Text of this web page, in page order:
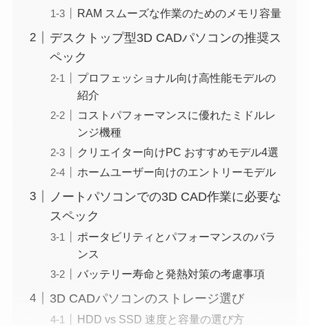
RAM スムーズな作業のためのメモリ容量
デスクトップ型3D CADパソコンの推奨ス
ペック
プロフェッショナル向け高性能モデルの
紹介
コストパフォーマンスに優れたミドルレ
ンジ機種
クリエイター向けPC おすすめモデル4選
ホームユーザー向けのエントリーモデル
ノートパソコンでの3D CAD作業に必要な
スペック
ポータビリティとパフォーマンスのバラ
ンス
バッテリー寿命と発熱対策の考慮事項
3D CADパソコンのストレージ選び
HDD vs SSD 速度と容量の選び方